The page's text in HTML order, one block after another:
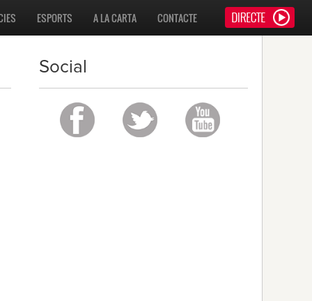
CONTACTE
A LA CARTA
ESPORTS
Social